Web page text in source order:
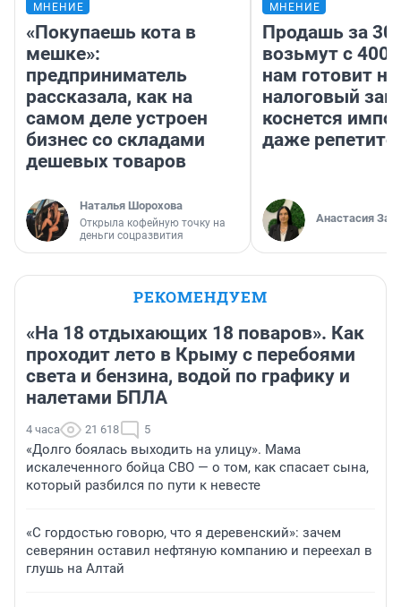
МНЕНИЕ
«Покупаешь кота в
мешке»:
предприниматель
рассказала, как на
самом деле устроен
бизнес со складами
дешевых товаров
Наталья Шорохова
Открыла кофейную точку на
деньги соцразвития
МНЕНИЕ
Продашь за
возьмут с
нам готовит
налоговый
коснется
даже
Анастасия
РЕКОМЕНДУЕМ
«На 18 отдыхающих 18 поваров». Как
проходит лето в Крыму с перебоями
света и бензина, водой по графику и
налетами БПЛА
4 часа 21 618 5
«Долго боялась выходить на улицу». Мама
искалеченного бойца СВО — о том, как спасает сына,
который разбился по пути к невесте
«С гордостью говорю, что я деревенский»: зачем
северянин оставил нефтяную компанию и переехал в
глушь на Алтай